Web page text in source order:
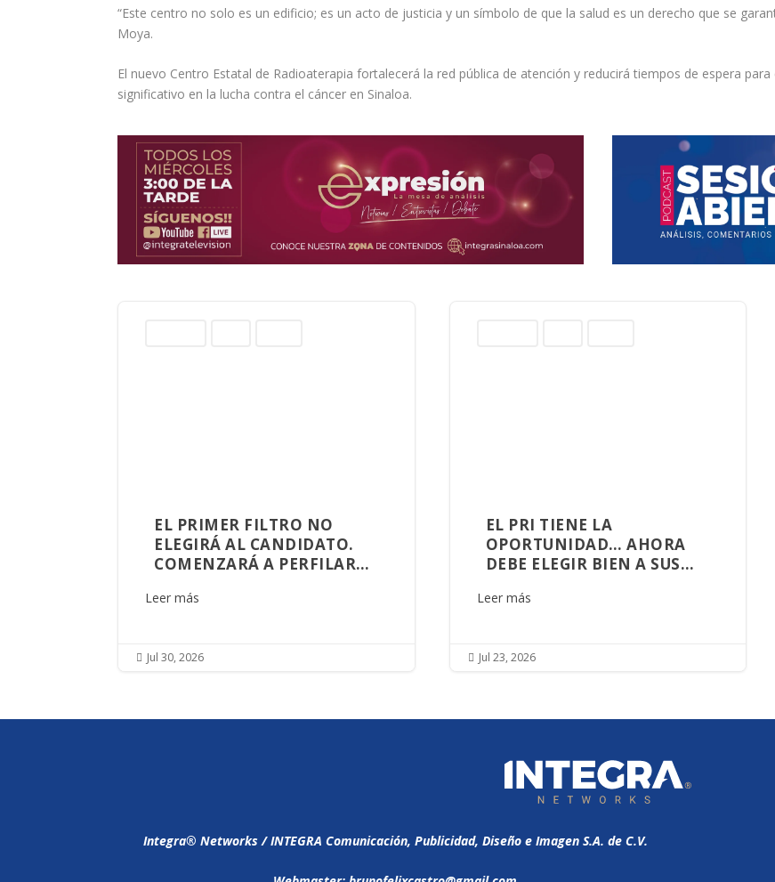
“Este centro no solo es un edificio; es un acto de justicia y un símbolo de que la salud es un derecho que se
Moya.
El nuevo Centro Estatal de Radioaterapia fortalecerá la red pública de atención y reducirá tiempos de espera
significativo en la lucha contra el cáncer en Sinaloa.
EL PRIMER FILTRO NO
ELEGIRÁ AL CANDIDATO.
COMENZARÁ A PERFILAR
SINALOA
Leer más
 Jul 30, 2026
EL PRI TIENE LA
OPORTUNIDAD… AHORA
DEBE ELEGIR BIEN A SUS
Leer más
 Jul 23, 2026
Integra®️ Networks / INTEGRA Comunicación, Publicidad, Diseño e Imagen S.A. de C.V.